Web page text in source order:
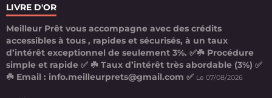
LIVRE D'OR
Meilleur Prêt vous accompagne avec des crédits
accessibles à tous , rapides et sécurisés, à un taux
d’intérêt exceptionnel de seulement 3%. ✅☘️ Procédure
simple et rapide ✅ ☘️ Taux d’intérêt très abordable (3%) ✅
☘️ Email : info.meilleurprets@gmail.com ✅ Le 07/08/2026